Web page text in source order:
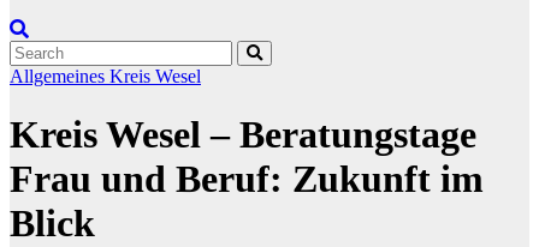
Allgemeines Kreis Wesel
Kreis Wesel – Beratungstage
Frau und Beruf: Zukunft im
Blick